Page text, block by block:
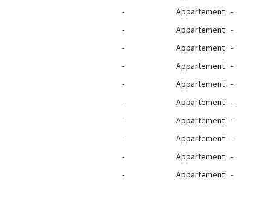
-
Appartement -
-
Appartement -
-
Appartement -
-
Appartement -
-
Appartement -
-
Appartement -
-
Appartement -
-
Appartement -
-
Appartement -
-
Appartement -